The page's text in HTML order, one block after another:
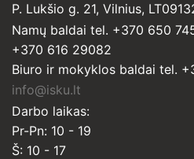
P. Lukšio g. 21, Vilnius,
Namų baldai tel. +370 650
+370 616 29082
Biuro ir mokyklos baldai tel.
info@isku.lt
Darbo laikas:
Pr-Pn: 10 - 19
Š: 10 - 17